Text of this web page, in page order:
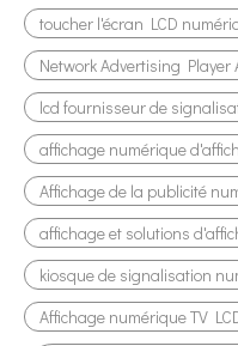
toucher l'écran LCD
Network Advertising
lcd fournisseur de
affichage numérique
Affichage de la publicité
affichage et solutions
kiosque de signalisation
Affichage numérique TV